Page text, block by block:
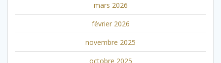
mars 2026
février 2026
novembre 2025
octobre 2025